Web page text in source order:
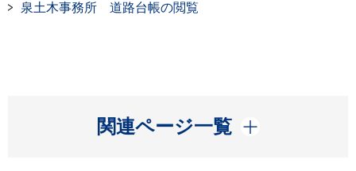
泉土木事務所 道路台帳の閲覧
関連ページ一覧
開く